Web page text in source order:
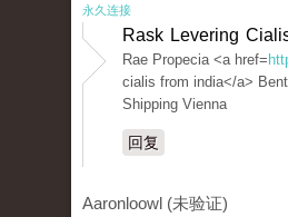
永久连接
Rask Levering
Rae Propecia <a href=
cialis from india</a>
Shipping Vienna
回复
Aaronloowl (未验证)